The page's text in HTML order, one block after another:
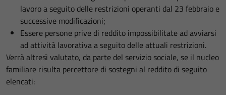
lavoro a seguito delle restrizioni operanti dal 23 febbraio e
successive modificazioni;
Essere persone prive di reddito impossibilitate ad avviarsi
ad attività lavorativa a seguito delle attuali restrizioni.
Verrà altresì valutato, da parte del servizio sociale, se il nucleo
familiare risulta percettore di sostegni al reddito di seguito
elencati: